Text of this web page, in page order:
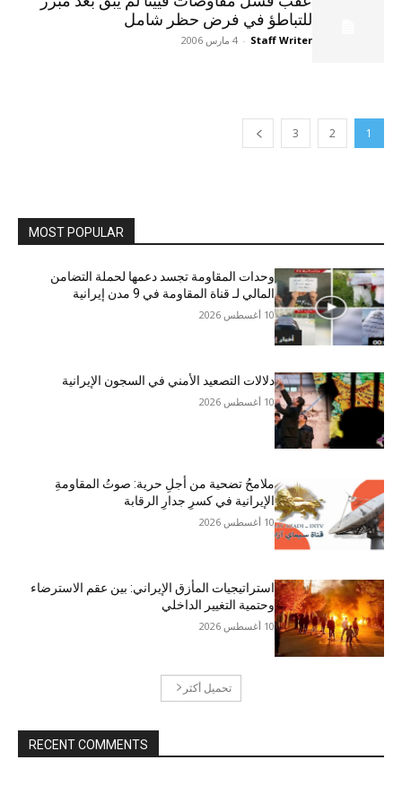
للتباطؤ في فرض حظر شامل
Staff Writer
- 4 مارس 2006
1
2
3
MOST POPULAR
وحدات المقاومة تجسد دعمها لحملة التضامن
المالي لـ قناة المقاومة في 9 مدن إيرانية
10 أغسطس 2026
دلالات التصعيد الأمني في السجون الإيرانية
10 أغسطس 2026
ملامحُ تضحية من أجلِ حرية: صوتُ المقاومةِ
الإيرانية في كسرِ جدارِ الرقابة
10 أغسطس 2026
استراتيجيات المأزق الإيراني: بين عقم الاسترضاء
وحتمية التغيير الداخلي
10 أغسطس 2026
تحميل أكثر
RECENT COMMENTS